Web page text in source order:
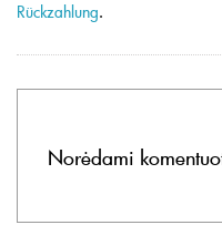
Rückzahlung.
Norėdami